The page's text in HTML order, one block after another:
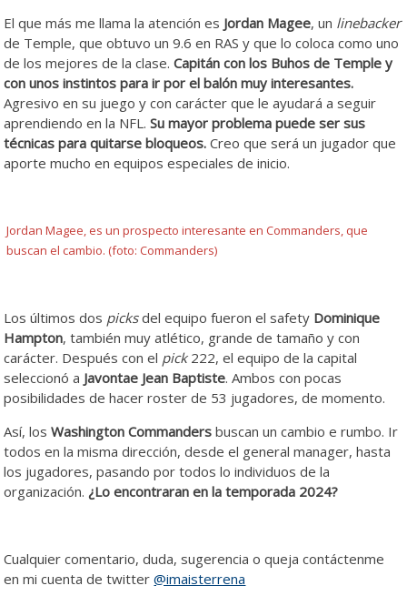
El que más me llama la atención es Jordan Magee, un linebacker
de Temple, que obtuvo un 9.6 en RAS y que lo coloca como uno
de los mejores de la clase.Capitán con los Buhos de Temple y
con unos instintos para ir por el balón muy interesantes.
Agresivo en su juego y con carácter que le ayudará a seguir
aprendiendo en la NFL.Su mayor problema puede ser sus
técnicas para quitarse bloqueos. Creo que será un jugador que
aporte mucho en equipos especiales de inicio.
Jordan Magee, es un prospecto interesante en Commanders, que
buscan el cambio. (foto: Commanders)
Los últimos dos picksdel equipo fueron el safety Dominique
Hampton, también muy atlético, grande de tamaño y con
carácter. Después con el pick222, el equipo de la capital
seleccionó a Javontae Jean Baptiste. Ambos con pocas
posibilidades de hacer roster de 53 jugadores, de momento.
Así, losWashington Commanders buscan un cambio e rumbo. Ir
todos en la misma dirección, desde el general manager, hasta
los jugadores, pasando por todos lo individuos de la
organización. ¿Lo encontraran en la temporada 2024?
Cualquier comentario, duda, sugerencia o queja contáctenme
en mi cuenta de twitter@imaisterrena